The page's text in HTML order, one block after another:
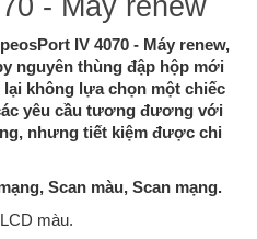
IV 4070 - Máy renew,
nguyên thùng đập hộp mới
lại không lựa chọn một chiếc
yêu cầu tương đương với
nhưng tiết kiệm được chi
Scan màu, Scan mạng.
màu.